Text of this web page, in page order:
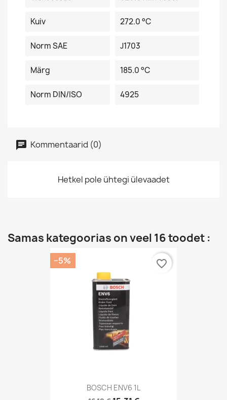
Kuiv 272.0 °C
Norm SAE J1703
Märg 185.0 °C
Norm DIN/ISO 4925
Kommentaarid (0)
Hetkel pole ühtegi ülevaadet
Samas kategoorias on veel 16 toodet :
BOSCH ENV6 1L
−5% favorite_border